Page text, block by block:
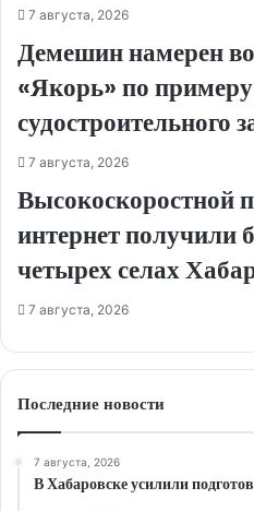
7 августа, 2026
Демешин намерен
«Якорь» по
судостроительного
7 августа, 2026
Высокоскоростной
интернет получили
четырех селах
7 августа, 2026
Последние новости
7 августа, 2026
В Хабаровске усилили